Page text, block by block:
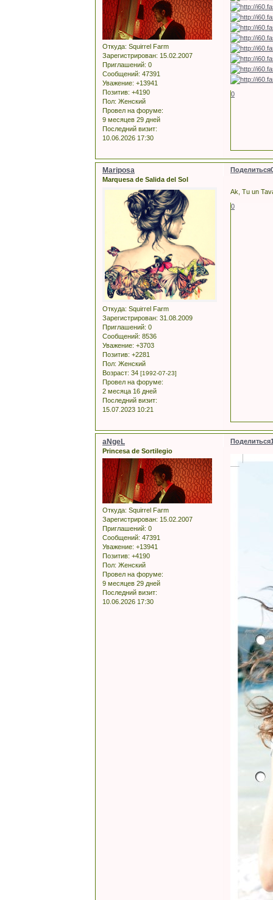
Откуда: Squirrel Farm
Зарегистрирован: 15.02.2007
Приглашений: 0
Сообщений: 47391
Уважение: +13941
Позитив: +4190
Пол: Женский
Провел на форуме:
9 месяцев 29 дней
Последний визит:
10.06.2026 17:30
0
Поделиться
Mariposa
Marquesa de Salida del Sol
Откуда: Squirrel Farm
Зарегистрирован: 31.08.2009
Приглашений: 0
Сообщений: 8536
Уважение: +3703
Позитив: +2281
Пол: Женский
Возраст: 34 [1992-07-23]
Провел на форуме:
2 месяца 16 дней
Последний визит:
15.07.2023 10:21
Ak, Tu un
0
Поделиться
aNgeL
Princesa de Sortilegio
Откуда: Squirrel Farm
Зарегистрирован: 15.02.2007
Приглашений: 0
Сообщений: 47391
Уважение: +13941
Позитив: +4190
Пол: Женский
Провел на форуме:
9 месяцев 29 дней
Последний визит:
10.06.2026 17:30